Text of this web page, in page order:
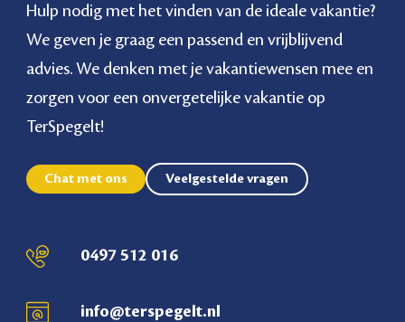
Hulp nodig met het vinden van de ideale vakantie?
We geven je graag een passend en vrijblijvend
advies. We denken met je vakantiewensen mee en
zorgen voor een onvergetelijke vakantie op
TerSpegelt!
Chat met ons Veelgestelde vragen
0497 512 016
info@terspegelt.nl